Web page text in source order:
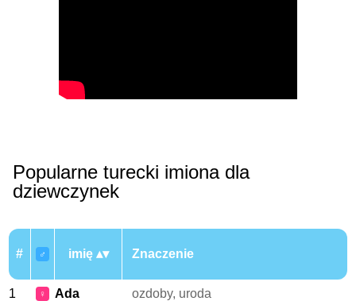
Popularne turecki imiona dla
dziewczynek
# ♂ imię Znaczenie
1 ♀ Ada ozdoby, uroda